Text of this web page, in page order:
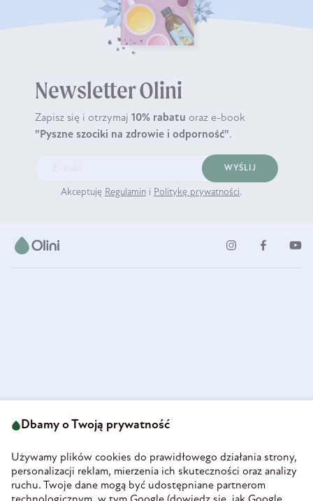
Newsletter Olini
Zapisz się i otrzymaj 10% rabatu oraz e-book
"Pyszne szociki na zdrowie i odporność".
WYŚLIJ
Akceptuję Regulamin i Politykę prywatności.
58-160 Świebodzice
REGON 890213034
INFORMACJE
Dbamy o Twoją prywatność
Używamy plików cookies do prawidłowego działania strony,
personalizacji reklam, mierzenia ich skuteczności oraz analizy
ruchu. Twoje dane mogą być udostępniane partnerom